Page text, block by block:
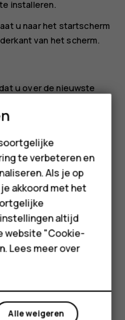
installeren.
u naar het startscherm
van het scherm.
u over de nieuwste
apps en games
update beschikbaar is
Tik inMijn apps en
en games, kies een app
met Google
te verbeteren en
Als je op
akkoord met het
altijd
website "Cookie-
Lees meer over
Alle weigeren